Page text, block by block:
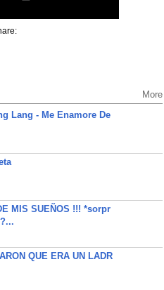
More
Lang - Me Enamore De
MIS SUEÑOS !!! *sorpr
QUE ERA UN LADR